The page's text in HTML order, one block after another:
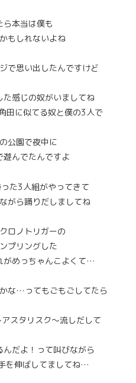
ら本当は僕も
もしれないよね
で思い出したんですけど
感じの奴がいましてね
田に似てる奴と僕の3人で
公園で夜中に
遊んでたんですよ
た3人組がやってきて
がら踊りだしましてね
ロノトリガーの
プリングした
がめっちゃんこよくて…
な…ってもごもごしてたら
スタリスク～流しだして
だよ！って叫びながら
を伸ばしてましてね…